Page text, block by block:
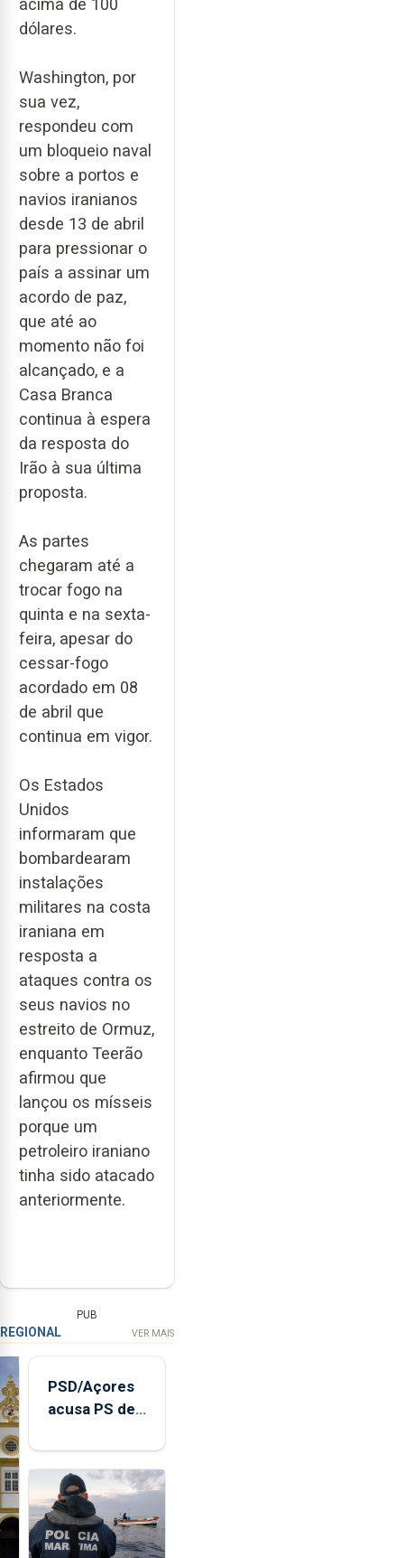
dólares.
Washington, por
sua vez,
respondeu com
um bloqueio naval
sobre a portos e
navios iranianos
desde 13 de abril
para pressionar o
país a assinar um
acordo de paz,
que até ao
momento não foi
alcançado, e a
Casa Branca
continua à espera
da resposta do
Irão à sua última
proposta.
As partes
chegaram até a
trocar fogo na
quinta e na sexta-
feira, apesar do
cessar-fogo
acordado em 08
de abril que
continua em vigor.
Os Estados
Unidos
informaram que
bombardearam
instalações
militares na costa
iraniana em
resposta a
ataques contra os
seus navios no
estreito de Ormuz,
enquanto Teerão
afirmou que
lançou os mísseis
porque um
petroleiro iraniano
tinha sido atacado
anteriormente.
PUB
REGIONAL VER MAIS
PSD/Açores
acusa PS de
contraditória"
sobre
evolução
turística